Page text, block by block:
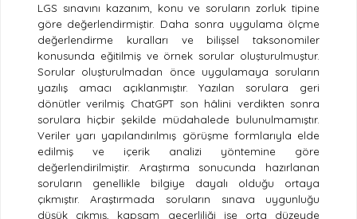
LGS sınavını kazanım, konu ve soruların zorluk tipine
göre değerlendirmiştir. Daha sonra uygulama ölçme
değerlendirme kuralları ve bilişsel taksonomiler
konusunda eğitilmiş ve örnek sorular oluşturulmuştur.
Sorular oluşturulmadan önce uygulamaya soruların
yazılış amacı açıklanmıştır. Yazılan sorulara geri
dönütler verilmiş ChatGPT son hâlini verdikten sonra
sorulara hiçbir şekilde müdahalede bulunulmamıştır.
Veriler yarı yapılandırılmış görüşme formlarıyla elde
edilmiş ve içerik analizi yöntemine göre
değerlendirilmiştir. Araştırma sonucunda hazırlanan
soruların genellikle bilgiye dayalı olduğu ortaya
çıkmıştır. Araştırmada soruların sınava uygunluğu
düşük çıkmış, kapsam geçerliliği ise orta düzeyde